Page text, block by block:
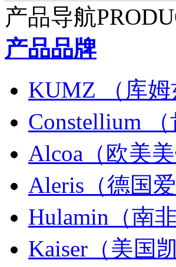
产品导航
产品品牌
KUMZ （库姆
Constellium （
Alcoa（欧美美
Aleris（德国爱
Hulamin（南非
Kaiser（美国